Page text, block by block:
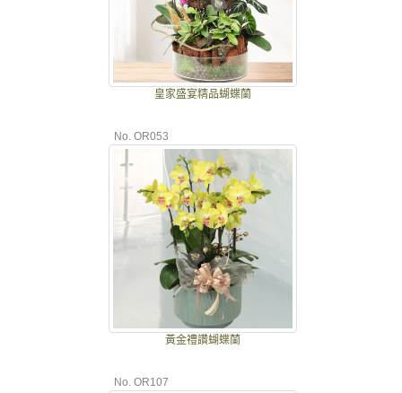
皇家盛宴精品蝴蝶蘭
No. OR053
黃金禮讚蝴蝶蘭
No. OR107